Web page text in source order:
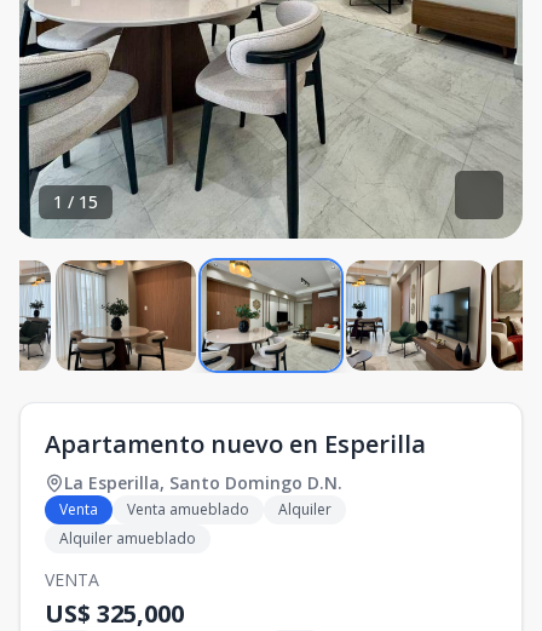
1 / 15
Apartamento nuevo en Esperilla
La Esperilla, Santo Domingo D.N.
Venta Venta amueblado
Alquiler
Alquiler amueblado
VENTA
US$ 325,000